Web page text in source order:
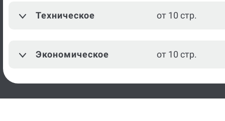
Техническое от 10 стр.
Экономическое от 10 стр.